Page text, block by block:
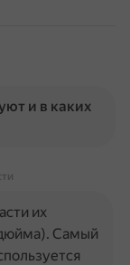
и в каких
их
Самый